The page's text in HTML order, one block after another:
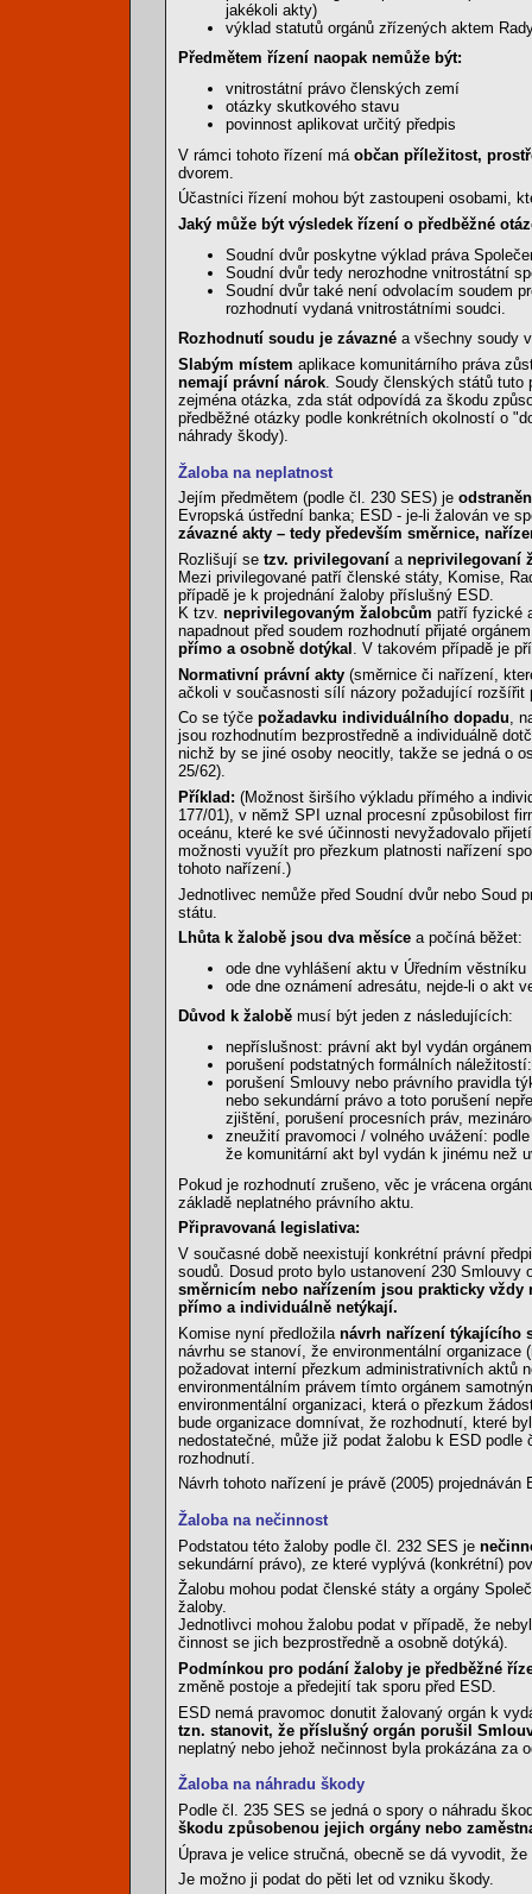
jakékoli akty)
výklad statutů orgánů zřízených aktem
Předmětem řízení naopak nemůže být:
vnitrostátní právo členských zemí
otázky skutkového stavu
povinnost aplikovat určitý předpis
V rámci tohoto řízení má občan příležitost,
dvorem.
Účastníci řízení mohou být zastoupeni osobami,
Jaký může být výsledek řízení o předběžné
Soudní dvůr poskytne výklad práva
Soudní dvůr tedy nerozhodne vnitrostátní
Soudní dvůr také není odvolacím soudem
rozhodnutí vydaná vnitrostátními soudci.
Rozhodnutí soudu je závazné a všechny soudy
Slabým místem aplikace komunitárního práva
nemají právní nárok . Soudy členských států
zejména otázka, zda stát odpovídá za škodu
předběžné otázky podle konkrétních okolností o
náhrady škody).
Žaloba na neplatnost
Jejím předmětem (podle čl. 230 SES) je
Evropská ústřední banka; ESD - je-li žalován ve
závazné akty – tedy především směrnice,
Rozlišují se tzv. privilegovaní a neprivilegovaní
Mezi privilegované patří členské státy, Komise,
případě je k projednání žaloby příslušný ESD.
K tzv. neprivilegovaným žalobcům patří fyzické
napadnout před soudem rozhodnutí přijaté
přímo a osobně dotýkal
. V takovém případě je
Normativní právní akty (směrnice či nařízení,
ačkoli v současnosti sílí názory požadující
Co se týče požadavku individuálního dopadu,
jsou rozhodnutím bezprostředně a individuálně
nichž by se jiné osoby neocitly, takže se jedná o
25/62).
Příklad: (Možnost širšího výkladu přímého a
177/01), v němž SPI uznal procesní způsobilost
oceánu, které ke své účinnosti nevyžadovalo
možnosti využít pro přezkum platnosti nařízení
tohoto nařízení.)
Jednotlivec nemůže před Soudní dvůr nebo Soud
státu.
Lhůta k žalobě jsou dva měsíce a počíná běžet:
ode dne vyhlášení aktu v Úředním věstníku
ode dne oznámení adresátu, nejde-li o akt
Důvod k žalobě musí být jeden z následujících:
nepříslušnost: právní akt byl vydán
porušení podstatných formálních
porušení Smlouvy nebo právního pravidla
nebo sekundární právo a toto porušení
zjištění, porušení procesních práv,
zneužití pravomoci / volného uvážení:
že komunitární akt byl vydán k jinému než
Pokud je rozhodnutí zrušeno, věc je vrácena
základě neplatného právního aktu.
Připravovaná legislativa:
V současné době neexistují konkrétní právní
soudů. Dosud proto bylo ustanovení 230
směrnicím nebo nařízením jsou prakticky
přímo a individuálně netýkají.
Komise nyní předložila návrh nařízení týkajícího
návrhu se stanoví, že environmentální organizace
požadovat interní přezkum administrativních aktů
environmentálním právem tímto orgánem
environmentální organizaci, která o přezkum
bude organizace domnívat, že rozhodnutí, které
nedostatečné, může již podat žalobu k ESD
rozhodnutí.
Návrh tohoto nařízení je právě (2005) projednáván
Žaloba na nečinnost
Podstatou této žaloby podle čl. 232 SES je
sekundární právo), ze které vyplývá (konkrétní)
Žalobu mohou podat členské státy a orgány
žaloby.
Jednotlivci mohou žalobu podat v případě, že
činnost se jich bezprostředně a osobně dotýká).
Podmínkou pro podání žaloby je předběžné
změně postoje a předejití tak sporu před ESD.
ESD nemá pravomoc donutit žalovaný orgán k
tzn. stanovit, že příslušný orgán porušil
neplatný nebo jehož nečinnost byla prokázána za
Žaloba na náhradu škody
Podle čl. 235 SES se jedná o spory o náhradu
škodu způsobenou jejich orgány nebo
Úprava je velice stručná, obecně se dá vyvodit,
Je možno ji podat do pěti let od vzniku škody.